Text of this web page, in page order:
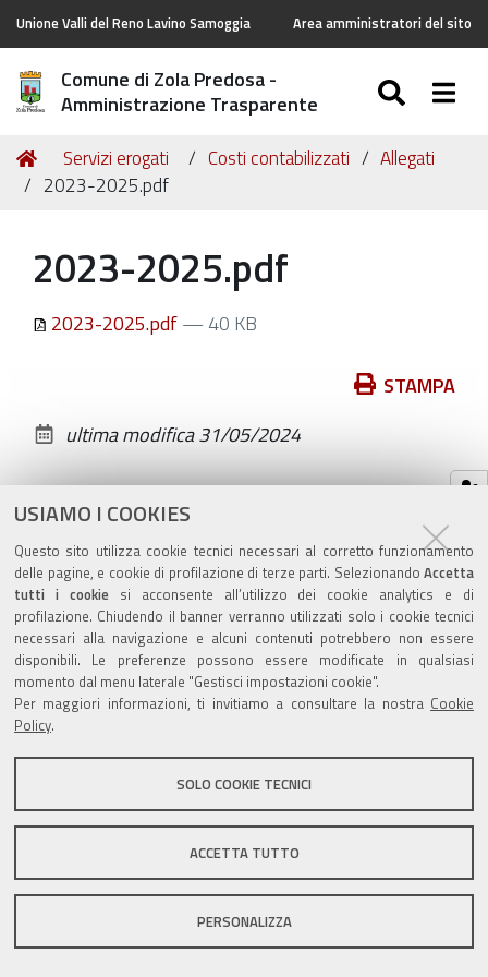
USIAMO I COOKIES
Questo sito utilizza cookie tecnici necessari al corretto funzionamento
delle pagine, e cookie di profilazione di terze parti. Selezionando Accetta
tutti i cookiesi acconsente all’utilizzo dei cookie analytics e di
profilazione. Chiudendo il banner verranno utilizzati solo i cookie tecnici
necessari alla navigazione e alcuni contenuti potrebbero non essere
disponibili. Le preferenze possono essere modificate in qualsiasi
momento dal menu laterale "Gestisci impostazioni cookie".
Per maggiori informazioni, ti invitiamo a consultare la nostra Cookie
Policy.
SOLO COOKIE TECNICI
ACCETTA TUTTO
PERSONALIZZA
Unione Valli del Reno Lavino Samoggia Area amministratori del sito
Comune di Zola Predosa -
Amministrazione Trasparente
Tu
sei
Home
Servizi erogati Costi contabilizzati
Allegati
2023-2025.pdf
2023-2025.pdf
2023-2025.pdf— 40 KB
documento
STAMPA
ultima modifica31/05/2024
Valuta questo sito
Sito istituzionale Comune di Zola Predosa
Privacy policy|DPO|Accessibilità